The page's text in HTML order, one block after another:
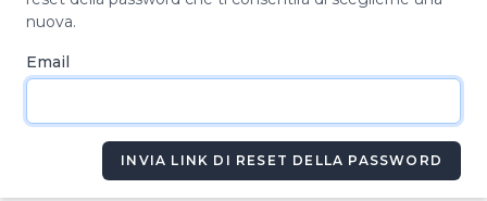
nuova.
Email
INVIA LINK DI RESET DELLA PASSWORD